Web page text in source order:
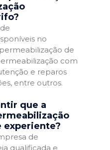
no
de
com
e reparos
entre outros.
que a
experiente?
de
qualificada e